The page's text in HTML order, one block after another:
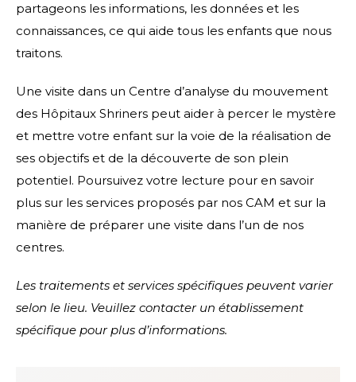
partageons les informations, les données et les
connaissances, ce qui aide tous les enfants que nous
traitons.
Une visite dans un Centre d’analyse du mouvement
des Hôpitaux Shriners peut aider à percer le mystère
et mettre votre enfant sur la voie de la réalisation de
ses objectifs et de la découverte de son plein
potentiel. Poursuivez votre lecture pour en savoir
plus sur les services proposés par nos CAM et sur la
manière de préparer une visite dans l’un de nos
centres.
Les traitements et services spécifiques peuvent varier
selon le lieu. Veuillez contacter un établissement
spécifique pour plus d’informations.